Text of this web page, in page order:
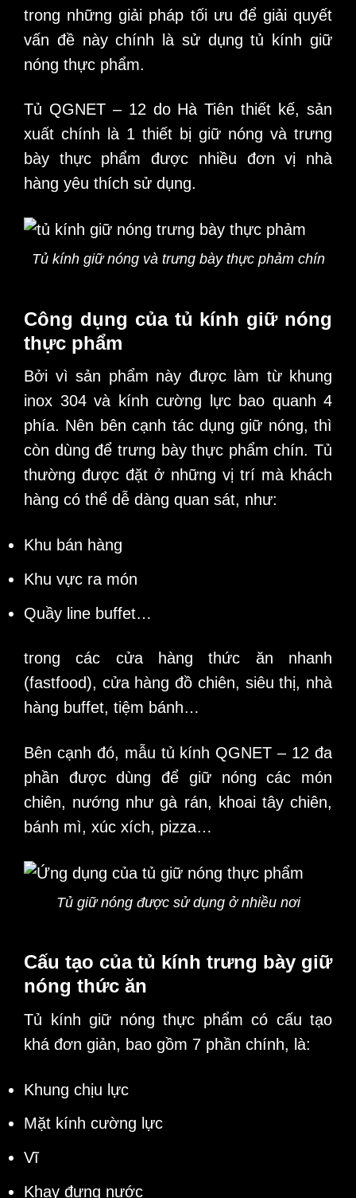
trong những giải pháp tối ưu để giải quyết
vấn đề này chính là sử dụng tủ kính giữ
nóng thực phẩm.
Tủ QGNET – 12 do Hà Tiên thiết kế, sản
xuất chính là 1 thiết bị giữ nóng và trưng
bày thực phẩm được nhiều đơn vị nhà
hàng yêu thích sử dụng.
Tủ kính giữ nóng và trưng bày thực phảm chín
Công dụng của tủ kính giữ nóng
thực phẩm
Bởi vì sản phẩm này được làm từ khung
inox 304 và kính cường lực bao quanh 4
phía. Nên bên cạnh tác dụng giữ nóng, thì
còn dùng để trưng bày thực phẩm chín. Tủ
thường được đặt ở những vị trí mà khách
hàng có thể dễ dàng quan sát, như:
Khu bán hàng
Khu vực ra món
Quầy line buffet…
trong các cửa hàng thức ăn nhanh
(fastfood), cửa hàng đồ chiên, siêu thị, nhà
hàng buffet, tiệm bánh…
Bên cạnh đó, mẫu tủ kính QGNET – 12 đa
phần được dùng để giữ nóng các món
chiên, nướng như gà rán, khoai tây chiên,
bánh mì, xúc xích, pizza…
Tủ giữ nóng được sử dụng ở nhiều nơi
Cấu tạo của tủ kính trưng bày giữ
nóng thức ăn
Tủ kính giữ nóng thực phẩm có cấu tạo
khá đơn giản, bao gồm 7 phần chính, là:
Khung chịu lực
Mặt kính cường lực
Vĩ
Khay đựng nước